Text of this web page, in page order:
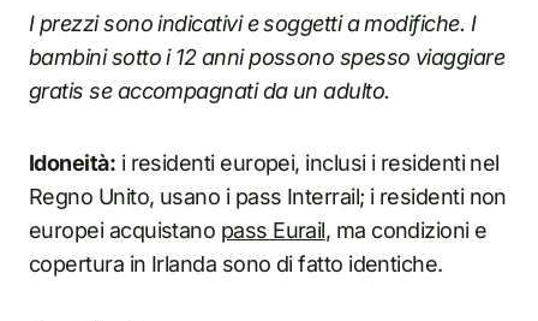
I prezzi sono indicativi e soggetti a modifiche. I
bambini sotto i 12 anni possono spesso viaggiare
gratis se accompagnati da un adulto.
Idoneità: i residenti europei, inclusi i residenti nel
Regno Unito, usano i pass Interrail; i residenti non
europei acquistano pass Eurail, ma condizioni e
copertura in Irlanda sono di fatto identiche.